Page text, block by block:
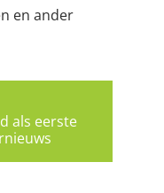
en ander
als eerste